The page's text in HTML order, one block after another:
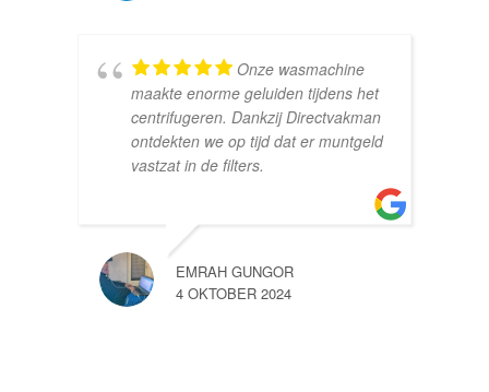
Onze wasmachine
maakte enorme geluiden tijdens het
centrifugeren. Dankzij Directvakman
ontdekten we op tijd dat er muntgeld
vastzat in de filters.
EMRAH GUNGOR
4 OKTOBER 2024